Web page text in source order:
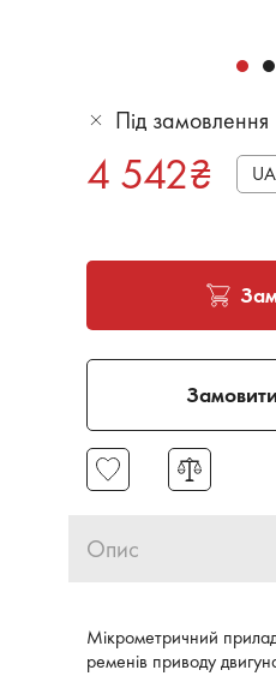
Під замовлення
4 542₴
Опис
Мікрометричний
ременів приводу